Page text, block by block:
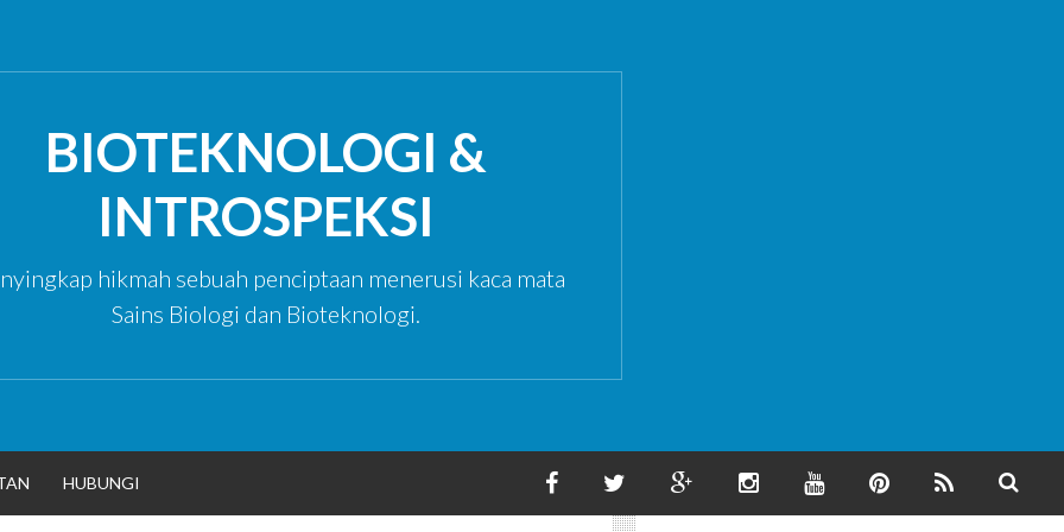
BIOTEKNOLOGI &
INTROSPEKSI
hikmah sebuah penciptaan menerusi kaca mata
Sains Biologi dan Bioteknologi.
HUBUNGI
I